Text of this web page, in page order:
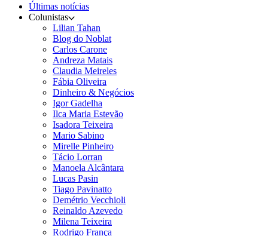
Últimas notícias
Colunistas
Lilian Tahan
Blog do Noblat
Carlos Carone
Andreza Matais
Claudia Meireles
Fábia Oliveira
Dinheiro & Negócios
Igor Gadelha
Ilca Maria Estevão
Isadora Teixeira
Mario Sabino
Mirelle Pinheiro
Tácio Lorran
Manoela Alcântara
Lucas Pasin
Tiago Pavinatto
Demétrio Vecchioli
Reinaldo Azevedo
Milena Teixeira
Rodrigo França